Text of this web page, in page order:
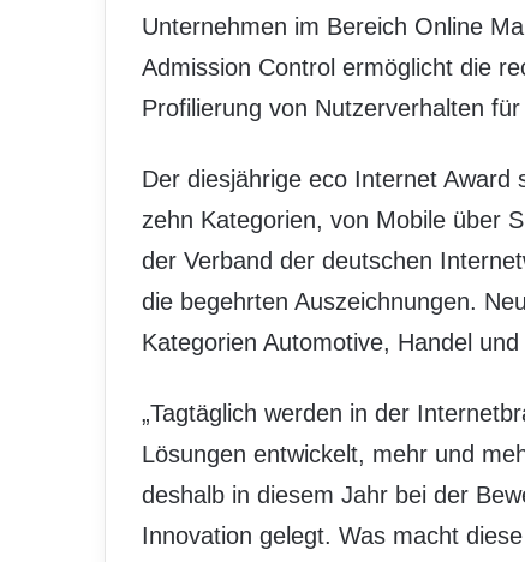
Unternehmen im Bereich Online
Admission Control ermöglicht die
Profilierung von Nutzerverhalten
Der diesjährige eco Internet
zehn Kategorien, von Mobile über
der Verband der deutschen
die begehrten Auszeichnungen.
Kategorien Automotive, Handel
„Tagtäglich werden in der
Lösungen entwickelt, mehr und
deshalb in diesem Jahr bei der
Innovation gelegt. Was macht